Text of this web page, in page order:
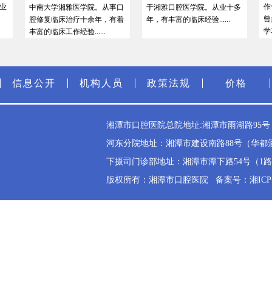
中南大学湘雅医学院。从事口
腔修复临床治疗十余年，有着
丰富的临床工作经验......
于湘雅口腔医学院。从业十多
年，有丰富的临床经验......
作十
曾多
学习
信息公开 机构人员 政策法规 价格
湘潭市口腔医院总院地址:湘潭市雨湖路95
河东分院地址：湘潭市建设南路88号（华都
下摄司门诊部地址：湘潭市潭下路54号（1
版权所有：湘潭市口腔医院 备案号：湘